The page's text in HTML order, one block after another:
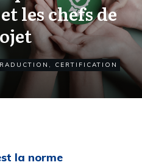
les chefs de
, CERTIFICATION
la norme